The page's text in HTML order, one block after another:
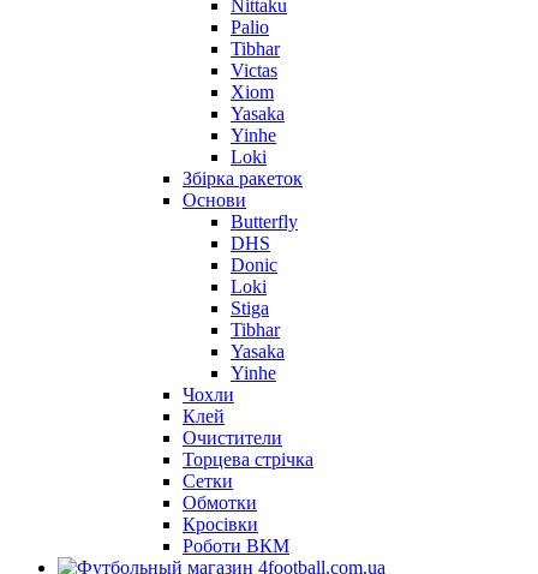
Nittaku
Palio
Tibhar
Victas
Xiom
Yasaka
Yinhe
Loki
Збірка ракеток
Основи
Butterfly
DHS
Donic
Loki
Stiga
Tibhar
Yasaka
Yinhe
Чохли
Клей
Очистители
Торцева стрічка
Сетки
Обмотки
Кросівки
Роботи ВКМ